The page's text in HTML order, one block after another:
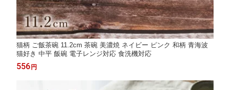
猫柄 ご飯茶碗 11.2cm 茶碗 美濃焼 ネイビー ピンク 和柄 青海波
猫好き 中平 飯碗 電子レンジ対応 食洗機対応
556円